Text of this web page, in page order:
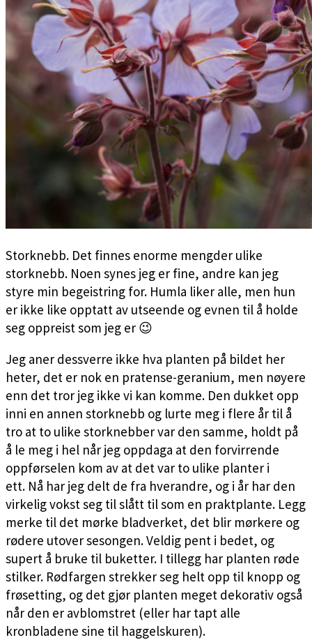
Storknebb. Det finnes enorme mengder ulike
storknebb. Noen synes jeg er fine, andre kan jeg
styre min begeistring for. Humla liker alle, men hun
er ikke like opptatt av utseende og evnen til å holde
seg oppreist som jeg er 😉
Jeg aner dessverre ikke hva planten på bildet her
heter, det er nok en pratense-geranium, men nøyere
enn det tror jeg ikke vi kan komme. Den dukket opp
inni en annen storknebb og lurte meg i flere år til å
tro at to ulike storknebber var den samme, holdt på
å le meg i hel når jeg oppdaga at den forvirrende
oppførselen kom av at det var to ulike planter i
ett. Nå har jeg delt de fra hverandre, og i år har den
virkelig vokst seg til slått til som en praktplante. Legg
merke til det mørke bladverket, det blir mørkere og
rødere utover sesongen. Veldig pent i bedet, og
supert å bruke til buketter. I tillegg har planten røde
stilker. Rødfargen strekker seg helt opp til knopp og
frøsetting, og det gjør planten meget dekorativ også
når den er avblomstret (eller har tapt alle
kronbladene sine til haggelskuren).